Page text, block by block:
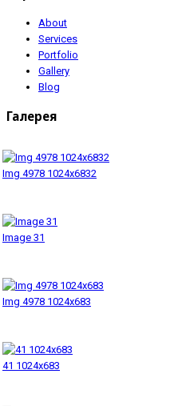
About
Services
Portfolio
Gallery
Blog
Галерея
Img 4978 1024x6832
Image 31
Img 4978 1024x683
41 1024x683